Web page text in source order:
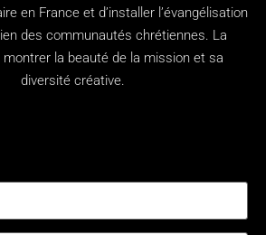
en France et d’installer l’évangélisation
des communautés chrétiennes. La
la beauté de la mission et sa
diversité créative.